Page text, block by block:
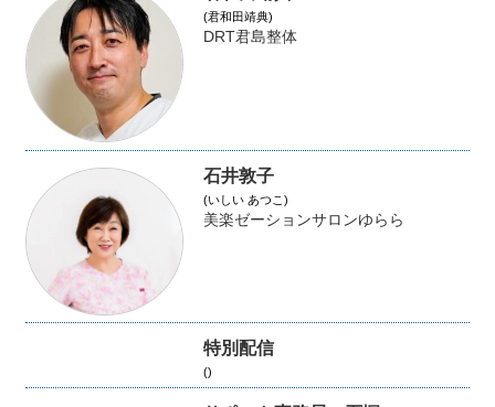
(君和田靖典)
DRT君島整体
石井敦子
(いしい あつこ)
美楽ゼーションサロンゆらら
特別配信
()